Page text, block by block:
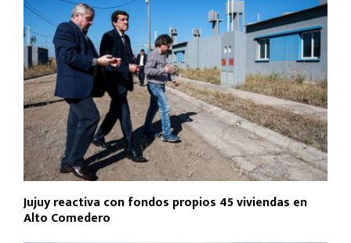
Jujuy reactiva con fondos propios 45 viviendas en
Alto Comedero